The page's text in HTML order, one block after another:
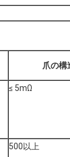
爪の構
≤ 5mΩ
500以上